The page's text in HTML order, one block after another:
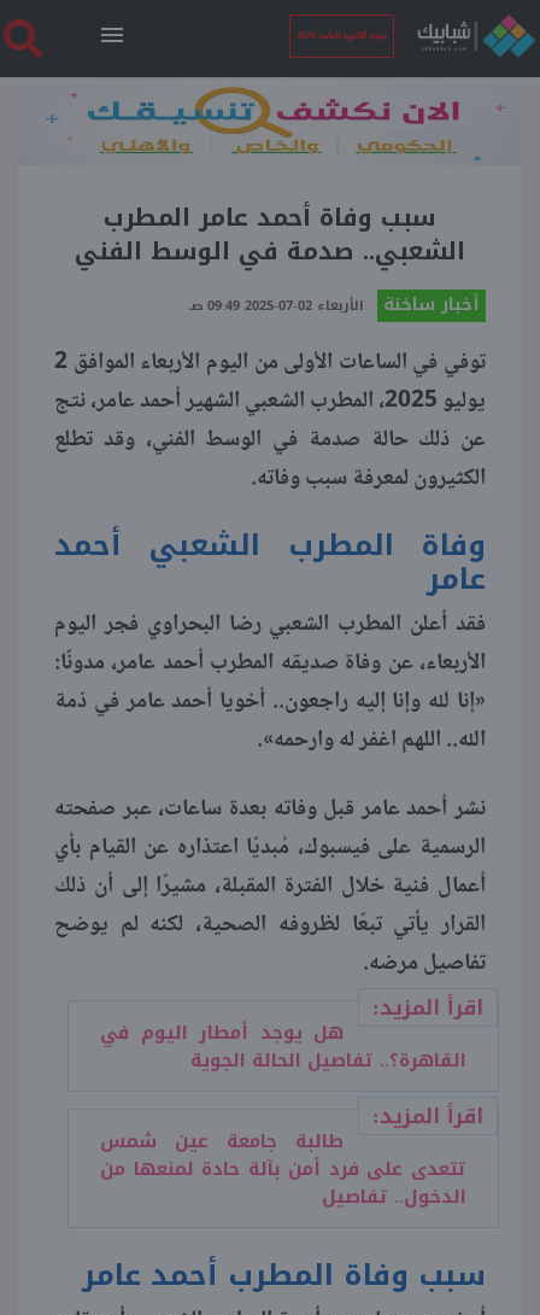
نتيجة الثانوية العامة 2026
الرئيسية
نتيجة الثانوية العامة 2026
فنجان قهوة
بوابة الطلبة
سبب وفاة أحمد عامر المطرب
الشعبي.. صدمة في الوسط الفني
أخبار ساخنة الأربعاء 02-07-2025 09:49 صـ
توفي في الساعات الأولى من اليوم الأربعاء الموافق 2
يوليو 2025، المطرب الشعبي الشهير أحمد عامر، نتج
عن ذلك حالة صدمة في الوسط الفني، وقد تطلع
الكثيرون لمعرفة سبب وفاته.
وفاة المطرب الشعبي أحمد
عامر
فقد أعلن المطرب الشعبي رضا البحراوي فجر اليوم
الأربعاء، عن وفاة صديقه المطرب أحمد عامر، مدونًا:
«إنا لله وإنا إليه راجعون.. أخويا أحمد عامر في ذمة
الله.. اللهم اغفر له وارحمه».
نشر أحمد عامر قبل وفاته بعدة ساعات، عبر صفحته
الرسمية على فيسبوك، مُبديًا اعتذاره عن القيام بأي
أعمال فنية خلال الفترة المقبلة، مشيرًا إلى أن ذلك
القرار يأتي تبعًا لظروفه الصحية، لكنه لم يوضح
تفاصيل مرضه.
اقرأ المزيد:
هل يوجد أمطار اليوم في
القاهرة؟.. تفاصيل الحالة الجوية
اقرأ المزيد:
طالبة جامعة عين شمس
تتعدى على فرد أمن بآلة حادة لمنعها من
الدخول.. تفاصيل
سبب وفاة المطرب أحمد عامر